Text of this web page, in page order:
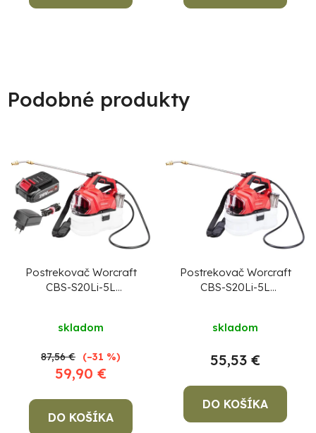
5
Podobné produkty
Postrekovač Worcraft
CBS-S20Li-5L
akumulátor 2,0 Ah a
skladom
59,90 €
87,56 € (–31 %)
DO KOŠÍKA
Postrekovač Worcraft
CBS-S20Li-5L
skladom
55,53 €
DO KOŠÍKA